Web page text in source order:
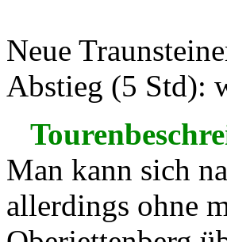
Neue
Abstieg (5 Std):
Man kann sich
allerdings ohne